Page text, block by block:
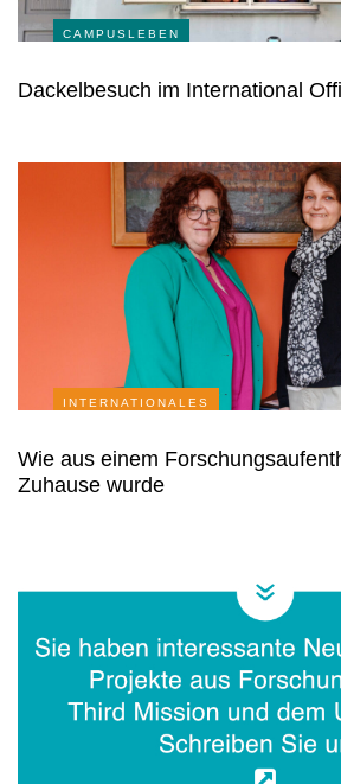
CAMPUSLEBEN
Dackelbesuch im International
INTERNATIONALES
Wie aus einem
Zuhause wurde